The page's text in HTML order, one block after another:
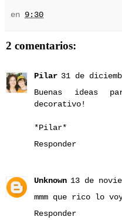
en 9:30
2 comentarios:
Pilar 31 de
Buenas ideas
decorativo!
*Pilar*
Responder
Unknown 13 de
mmm que rico lo
Responder